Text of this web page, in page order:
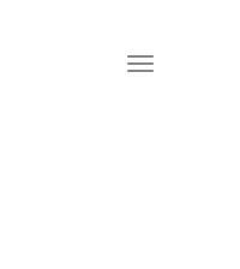
Toggle navigation